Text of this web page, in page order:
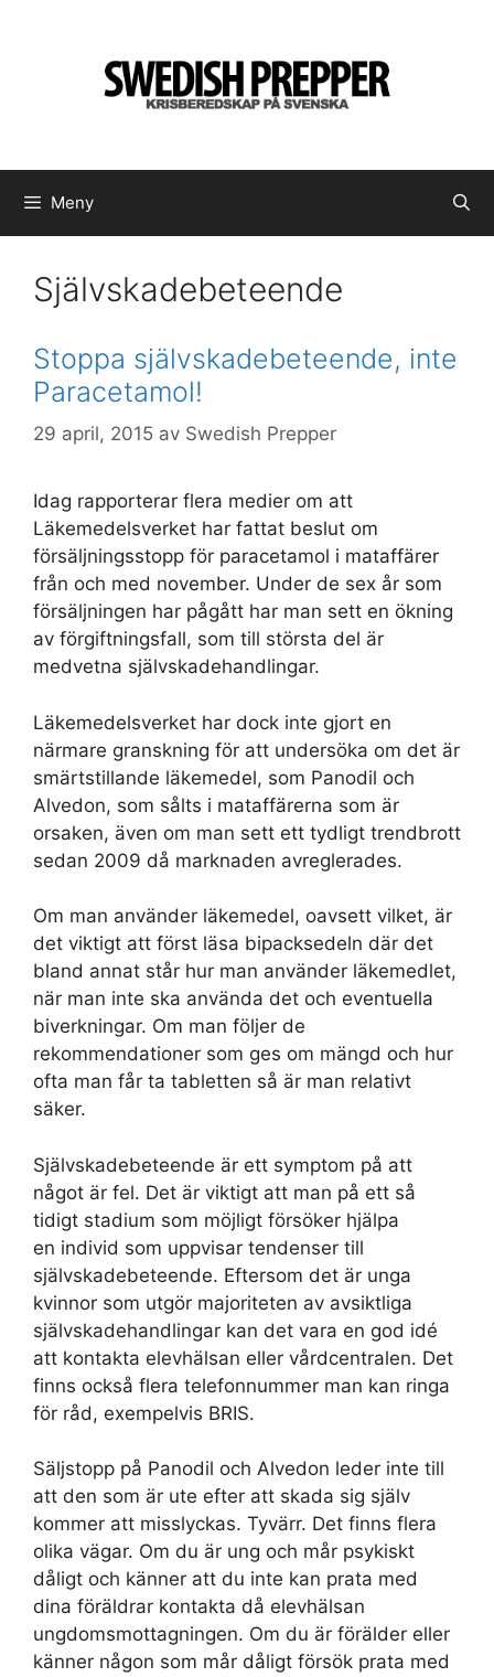
Meny
Självskadebeteende
Stoppa självskadebeteende, inte
Paracetamol!
29 april, 2015 av Swedish Prepper
Idag rapporterar flera medier om att
Läkemedelsverket har fattat beslut om
försäljningsstopp för paracetamol i mataffärer
från och med november. Under de sex år som
försäljningen har pågått har man sett en ökning
av förgiftningsfall, som till största del är
medvetna självskadehandlingar.
Läkemedelsverket har dock inte gjort en
närmare granskning för att undersöka om det är
smärtstillande läkemedel, som Panodil och
Alvedon, som sålts i mataffärerna som är
orsaken, även om man sett ett tydligt trendbrott
sedan 2009 då marknaden avreglerades.
Om man använder läkemedel, oavsett vilket, är
det viktigt att först läsa bipacksedeln där det
bland annat står hur man använder läkemedlet,
när man inte ska använda det och eventuella
biverkningar. Om man följer de
rekommendationer som ges om mängd och hur
ofta man får ta tabletten så är man relativt
säker.
Självskadebeteende är ett symptom på att
något är fel. Det är viktigt att man på ett så
tidigt stadium som möjligt försöker hjälpa
en individ som uppvisar tendenser till
självskadebeteende. Eftersom det är unga
kvinnor som utgör majoriteten av avsiktliga
självskadehandlingar kan det vara en god idé
att kontakta elevhälsan eller vårdcentralen. Det
finns också flera telefonnummer man kan ringa
för råd, exempelvis BRIS.
Säljstopp på Panodil och Alvedon leder inte till
att den som är ute efter att skada sig själv
kommer att misslyckas. Tyvärr. Det finns flera
olika vägar. Om du är ung och mår psykiskt
dåligt och känner att du inte kan prata med
dina föräldrar kontakta då elevhälsan
ungdomsmottagningen. Om du är förälder eller
känner någon som mår dåligt försök prata med